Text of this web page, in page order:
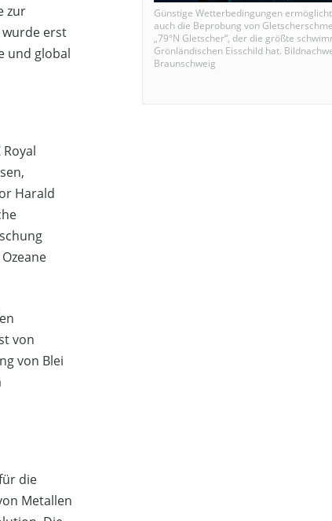
zur
erst
und global
Harald
von
von Blei
die
Metallen
Günstige Wetterbedingungen
auch die Beprobung von
„79°N Gletscher“, der die größte
Grönländischen Eisschild hat.
Braunschweig